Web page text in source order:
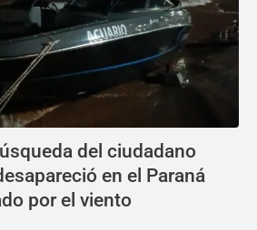
del ciudadano
en el Paraná
por el viento